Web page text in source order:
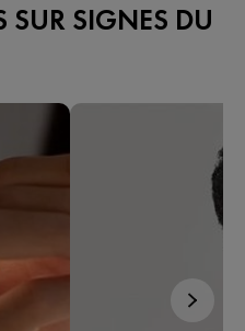
SUR SIGNES DU